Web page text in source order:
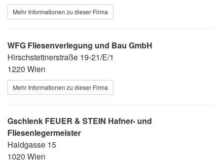
Mehr Informationen zu dieser Firma
WFG Fliesenverlegung und Bau GmbH
Hirschstettnerstraße 19-21/E/1
1220 Wien
Mehr Informationen zu dieser Firma
Gschlenk FEUER & STEIN Hafner- und
Fliesenlegermeister
Haidgasse 15
1020 Wien